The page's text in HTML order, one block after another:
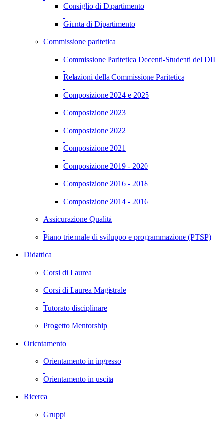
Consiglio di Dipartimento
Giunta di Dipartimento
Commissione paritetica
Commissione Paritetica Docenti-Studenti del DII
Relazioni della Commissione Paritetica
Composizione 2024 e 2025
Composizione 2023
Composizione 2022
Composizione 2021
Composizione 2019 - 2020
Composizione 2016 - 2018
Composizione 2014 - 2016
Assicurazione Qualità
Piano triennale di sviluppo e programmazione (PTSP)
Didattica
Corsi di Laurea
Corsi di Laurea Magistrale
Tutorato disciplinare
Progetto Mentorship
Orientamento
Orientamento in ingresso
Orientamento in uscita
Ricerca
Gruppi